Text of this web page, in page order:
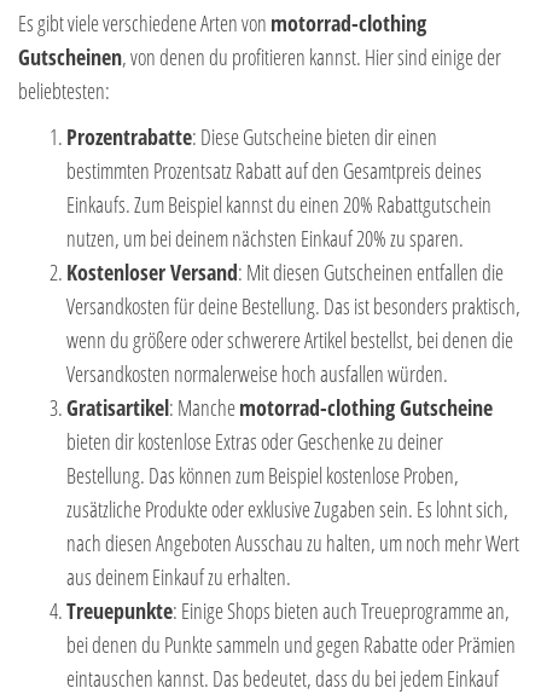
Es gibt viele verschiedene Arten von motorrad-clothing
Gutscheinen, von denen du profitieren kannst. Hier sind einige der
beliebtesten:
Prozentrabatte: Diese Gutscheine bieten dir einen
bestimmten Prozentsatz Rabatt auf den Gesamtpreis deines
Einkaufs. Zum Beispiel kannst du einen 20% Rabattgutschein
nutzen, um bei deinem nächsten Einkauf 20% zu sparen.
Kostenloser Versand: Mit diesen Gutscheinen entfallen die
Versandkosten für deine Bestellung. Das ist besonders praktisch,
wenn du größere oder schwerere Artikel bestellst, bei denen die
Versandkosten normalerweise hoch ausfallen würden.
Gratisartikel: Manchemotorrad-clothing Gutscheine
bieten dir kostenlose Extras oder Geschenke zu deiner
Bestellung. Das können zum Beispiel kostenlose Proben,
zusätzliche Produkte oder exklusive Zugaben sein. Es lohnt sich,
nach diesen Angeboten Ausschau zu halten, um noch mehr Wert
aus deinem Einkauf zu erhalten.
Treuepunkte: Einige Shops bieten auch Treueprogramme an,
bei denen du Punkte sammeln und gegen Rabatte oder Prämien
eintauschen kannst. Das bedeutet, dass du bei jedem Einkauf